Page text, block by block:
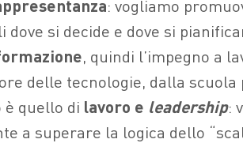
: vogliamo
si decide e dove si
, quindi l’impegno a
delle tecnologie, dalla
è quello di lavoro e leadership:
a superare la logica dello